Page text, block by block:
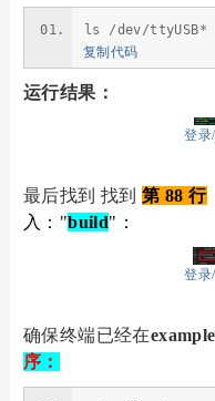
ls /dev/ttyUSB*
复制代码
运行结果：
登录
最后找到 找到第 88 行
入："build"：
登录
确保终端已经在
序：